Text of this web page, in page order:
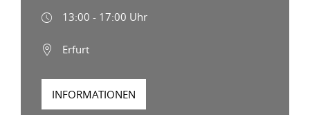
13:00 - 17:00 Uhr
Erfurt
INFORMATIONEN